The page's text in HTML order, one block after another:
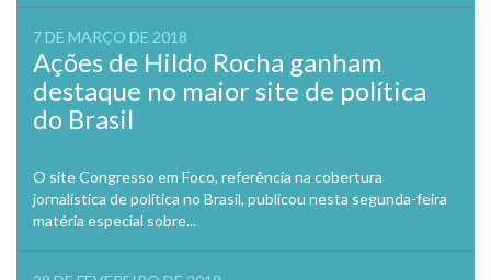
7 DE MARÇO DE 2018
Ações de Hildo Rocha ganham
destaque no maior site de política
do Brasil
O site Congresso em Foco, referência na cobertura
jornalística de política no Brasil, publicou nesta segunda-feira
matéria especial sobre...